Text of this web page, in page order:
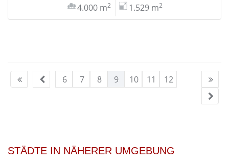
4.000 m2 1.529 m2
6 7 8 9 10 11 12
STÄDTE IN NÄHERER UMGEBUNG